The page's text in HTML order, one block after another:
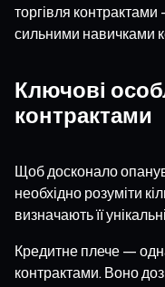
торгівля
сильними навичками
Ключові
контрактами
Щоб досконало
необхідно розуміти
визначають її
Кредитне плече —
контрактами. Воно